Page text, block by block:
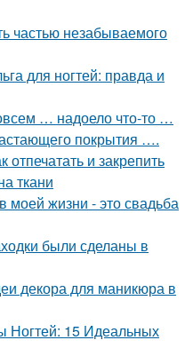
частью незабываемого
для ногтей: правда и
… надоело что-то …
покрытия ….
отпечатать и закрепить
ткани
моей жизни - это свадьба
были сделаны в
декора для маникюра в
15 Идеальных